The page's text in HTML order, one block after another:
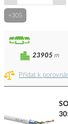
+305
Přidat k
23905 m